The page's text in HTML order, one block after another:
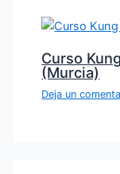
Curso
(Murcia)
Deja un